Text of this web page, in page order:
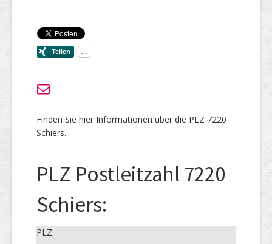
Finden Sie hier Informationen über die PLZ 7220
Schiers.
PLZ Postleitzahl 7220
Schiers:
PLZ: